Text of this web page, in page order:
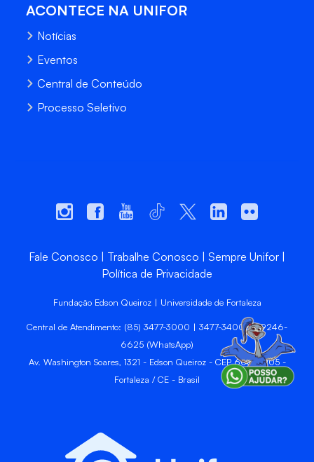
ACONTECE NA UNIFOR
Notícias
Eventos
Central de Conteúdo
Processo Seletivo
Fale Conosco Trabalhe Conosco
Sempre Unifor
Política de Privacidade
Fundação Edson Queiroz | Universidade de Fortaleza
Central de Atendimento: (85) 3477-3000 | 3477-3400 | 99246-
6625 (WhatsApp)
Av. Washington Soares, 1321 - Edson Queiroz - CEP 60811-905 -
Fortaleza / CE - Brasil